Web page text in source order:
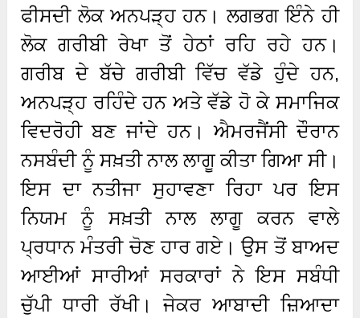
ਫੀਸਦੀ ਲੋਕ ਅਨਪੜ੍ਹ ਹਨ। ਲਗਭਗ ਇੰਨੇ ਹੀ
ਲੋਕ ਗਰੀਬੀ ਰੇਖਾ ਤੋਂ ਹੇਠਾਂ ਰਹਿ ਰਹੇ ਹਨ।
ਗਰੀਬ ਦੇ ਬੱਚੇ ਗਰੀਬੀ ਵਿੱਚ ਵੱਡੇ ਹੁੰਦੇ ਹਨ,
ਅਨਪੜ੍ਹ ਰਹਿੰਦੇ ਹਨ ਅਤੇ ਵੱਡੇ ਹੋ ਕੇ ਸਮਾਜਿਕ
ਵਿਦਰੋਹੀ ਬਣ ਜਾਂਦੇ ਹਨ। ਐਮਰਜੈਂਸੀ ਦੌਰਾਨ
ਨਸਬੰਦੀ ਨੂੰ ਸਖ਼ਤੀ ਨਾਲ ਲਾਗੂ ਕੀਤਾ ਗਿਆ ਸੀ।
ਇਸ ਦਾ ਨਤੀਜਾ ਸੁਹਾਵਣਾ ਰਿਹਾ ਪਰ ਇਸ
ਨਿਯਮ ਨੂੰ ਸਖ਼ਤੀ ਨਾਲ ਲਾਗੂ ਕਰਨ ਵਾਲੇ
ਪ੍ਰਧਾਨ ਮੰਤਰੀ ਚੋਣ ਹਾਰ ਗਏ। ਉਸ ਤੋਂ ਬਾਅਦ
ਆਈਆਂ ਸਾਰੀਆਂ ਸਰਕਾਰਾਂ ਨੇ ਇਸ ਸਬੰਧੀ
ਚੁੱਪੀ ਧਾਰੀ ਰੱਖੀ। ਜੇਕਰ ਆਬਾਦੀ ਜ਼ਿਆਦਾ